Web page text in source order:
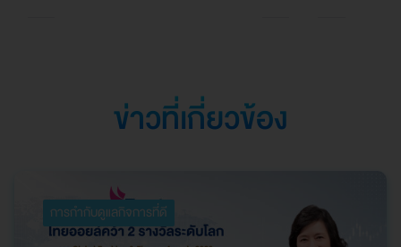
ข่าวที่เกี่ยวข้อง
การกำกับดูแลกิจการที่ดี